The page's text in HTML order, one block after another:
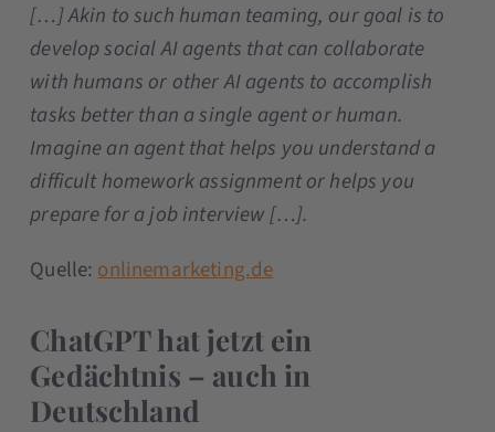
[…] Akin to such human teaming, our goal is to
develop social AI agents that can collaborate
with humans or other AI agents to accomplish
tasks better than a single agent or human.
Imagine an agent that helps you understand a
difficult homework assignment or helps you
prepare for a job interview […].
Quelle:onlinemarketing.de
ChatGPT hat jetzt ein
Gedächtnis – auch in
Deutschland